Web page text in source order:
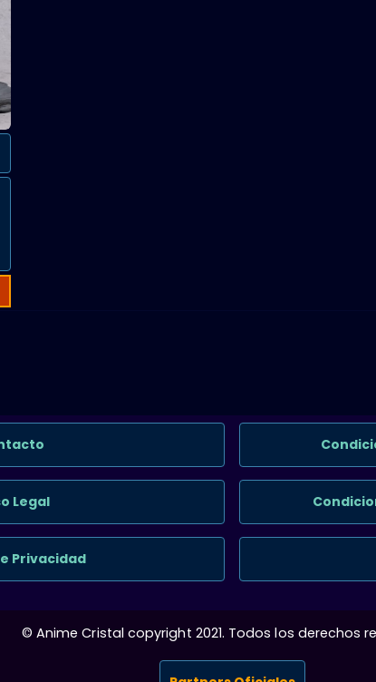
Legal
Privacidad
© Anime Cristal copyright 2021. Todos los derechos